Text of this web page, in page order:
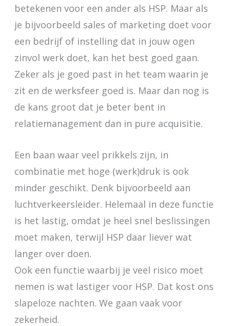
betekenen voor een ander als HSP. Maar als
je bijvoorbeeld sales of marketing doet voor
een bedrijf of instelling dat in jouw ogen
zinvol werk doet, kan het best goed gaan.
Zeker als je goed past in het team waarin je
zit en de werksfeer goed is. Maar dan nog is
de kans groot dat je beter bent in
relatiemanagement dan in pure acquisitie.
Een baan waar veel prikkels zijn, in
combinatie met hoge (werk)druk is ook
minder geschikt. Denk bijvoorbeeld aan
luchtverkeersleider. Helemaal in deze functie
is het lastig, omdat je heel snel beslissingen
moet maken, terwijl HSP daar liever wat
langer over doen.
Ook een functie waarbij je veel risico moet
nemen is wat lastiger voor HSP. Dat kost ons
slapeloze nachten. We gaan vaak voor
zekerheid.